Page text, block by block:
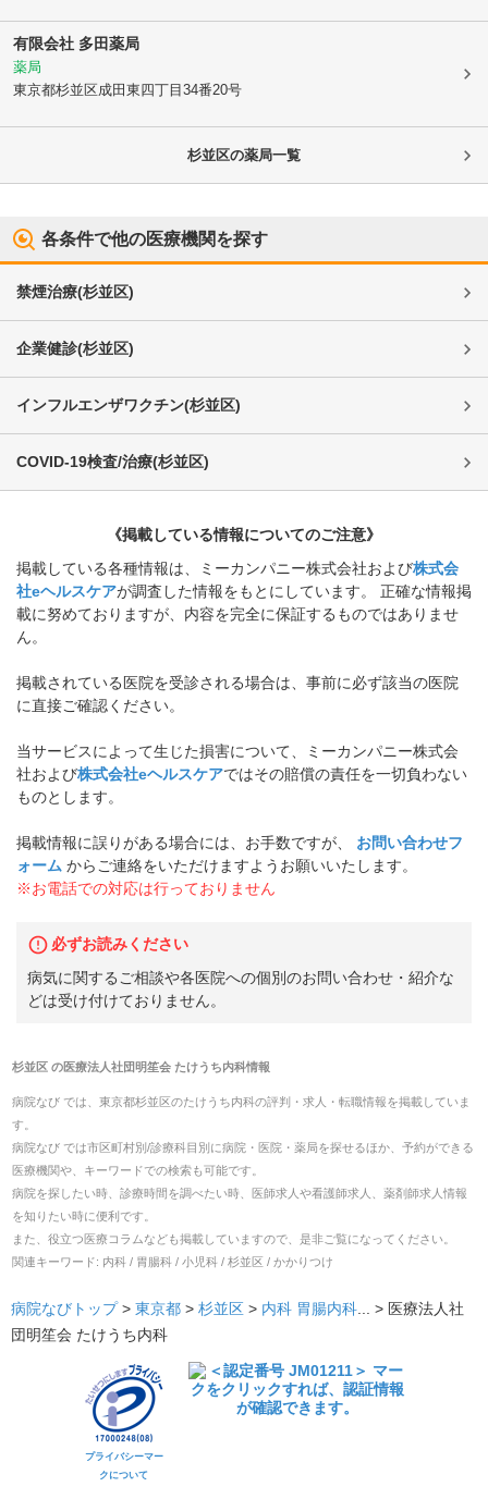
有限会社 多田薬局
薬局
東京都杉並区成田東四丁目34番20号
杉並区の薬局一覧
各条件で他の医療機関を探す
禁煙治療(杉並区)
企業健診(杉並区)
インフルエンザワクチン(杉並区)
COVID-19検査/治療(杉並区)
《掲載している情報についてのご注意》
掲載している各種情報は、ミーカンパニー株式会社および株式会
社eヘルスケアが調査した情報をもとにしています。 正確な情報掲
載に努めておりますが、内容を完全に保証するものではありませ
ん。
掲載されている医院を受診される場合は、事前に必ず該当の医院
に直接ご確認ください。
当サービスによって生じた損害について、ミーカンパニー株式会
社および株式会社eヘルスケアではその賠償の責任を一切負わない
ものとします。
掲載情報に誤りがある場合には、お手数ですが、
お問い合わせフ
ォーム からご連絡をいただけますようお願いいたします。
※お電話での対応は行っておりません
必ずお読みください
病気に関するご相談や各医院への個別のお問い合わせ・紹介な
どは受け付けておりません。
杉並区の医療法人社団明笙会 たけうち内科情報
病院なび では、 東京都杉並区のたけうち内科の評判・求人・転職情報を掲載していま
す。
病院なび では市区町村別/診療科目別に病院・医院・薬局を探せるほか、予約ができる
医療機関や、キーワードでの検索も可能です。
病院を探したい時、診療時間を調べたい時、医師求人や看護師求人、薬剤師求人情報
を知りたい時に便利です。
また、役立つ医療コラムなども掲載していますので、是非ご覧になってください。
関連キーワード: 内科 / 胃腸科 / 小児科 / 杉並区 / かかりつけ
病院なびトップ> 東京都 > 杉並区 > 内科 胃腸内科 ... > 医療法人社
団明笙会 たけうち内科
プライバシーマー
クについて